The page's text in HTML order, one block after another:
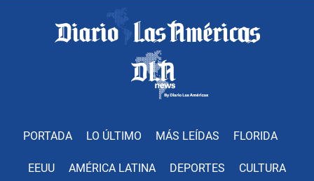
PORTADA LO ÚLTIMO MÁS LEÍDAS FLORIDA
EEUU AMÉRICA LATINA DEPORTES CULTURA